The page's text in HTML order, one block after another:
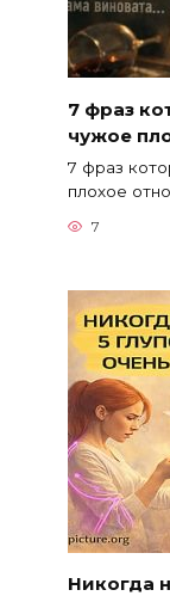
7 фраз
чужое
7 фраз
плохое
7
Никогда